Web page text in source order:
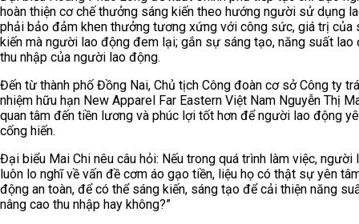
hoàn thiện cơ chế thưởng sáng kiến theo hướng người sử dụng
phải bảo đảm khen thưởng tương xứng với công sức, giá trị của
kiến mà người lao động đem lại; gắn sự sáng tạo, năng suất lao
thu nhập của người lao động.
Đến từ thành phố Đồng Nai, Chủ tịch Công đoàn cơ sở Công ty
nhiệm hữu hạn New Apparel Far Eastern Việt Nam Nguyễn Thị
quan tâm đến tiền lương và phúc lợi tốt hơn để người lao động
cống hiến.
Đại biểu Mai Chi nêu câu hỏi: Nếu trong quá trình làm việc, người
luôn lo nghĩ về vấn đề cơm áo gạo tiền, liệu họ có thật sự yên
động an toàn, để có thể sáng kiến, sáng tạo để cải thiện năng
nâng cao thu nhập hay không?”